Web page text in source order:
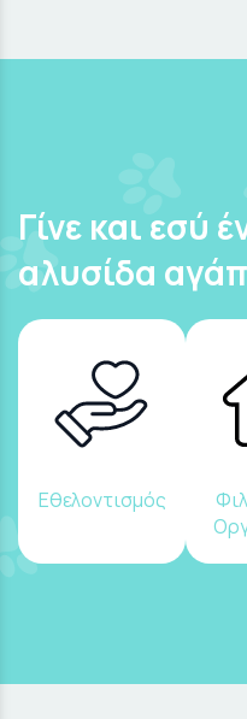
Γίνε και εσύ
αλυσίδα
Εθελοντισμός